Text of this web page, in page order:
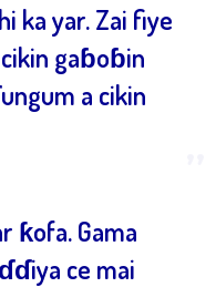
ka yar. Zai fiye
gaɓoɓin
a cikin
ƙofa. Gama
ce mai